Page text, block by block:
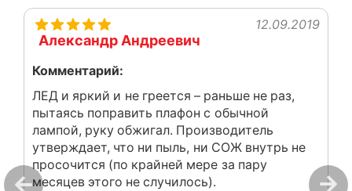
12.09.2019
Александр Андреевич
Комментарий:
ЛЕД и яркий и не греется – раньше не раз,
пытаясь поправить плафон с обычной
лампой, руку обжигал. Производитель
утверждает, что ни пыль, ни СОЖ внутрь не
просочится (по крайней мере за пару
месяцев этого не случилось).